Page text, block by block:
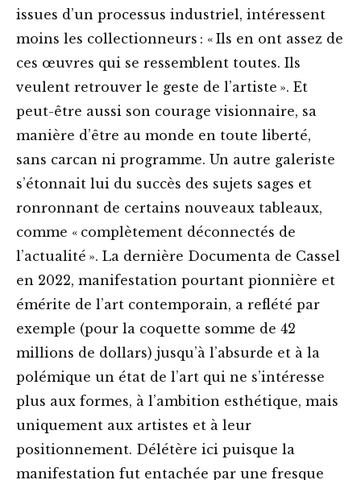
issues d’un processus industriel, intéressent
moins les collectionneurs : « Ils en ont assez de
ces œuvres qui se ressemblent toutes. Ils
veulent retrouver le geste de l’artiste ». Et
peut-être aussi son courage visionnaire, sa
manière d’être au monde en toute liberté,
sans carcan ni programme. Un autre galeriste
s’étonnait lui du succès des sujets sages et
ronronnant de certains nouveaux tableaux,
comme « complètement déconnectés de
l’actualité ». La dernière Documenta de Cassel
en 2022, manifestation pourtant pionnière et
émérite de l’art contemporain, a reflété par
exemple (pour la coquette somme de 42
millions de dollars) jusqu’à l’absurde et à la
polémique un état de l’art qui ne s’intéresse
plus aux formes, à l’ambition esthétique, mais
uniquement aux artistes et à leur
positionnement. Délétère ici puisque la
manifestation fut entachée par une fresque